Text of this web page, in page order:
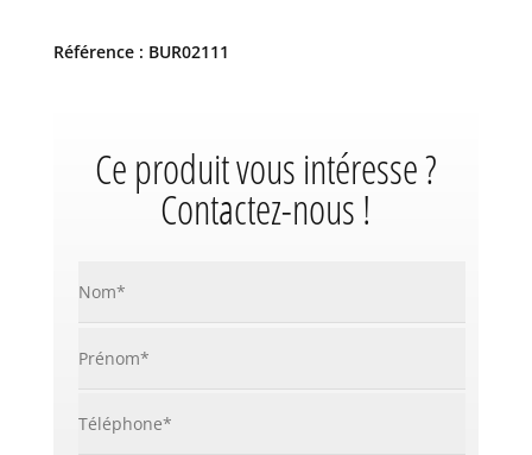
Référence : BUR02111
Ce produit vous intéresse ?
Contactez-nous !